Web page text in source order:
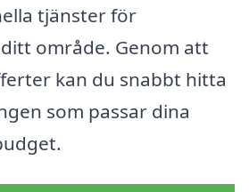
tjänster för
område. Genom att
kan du snabbt hitta
som passar dina